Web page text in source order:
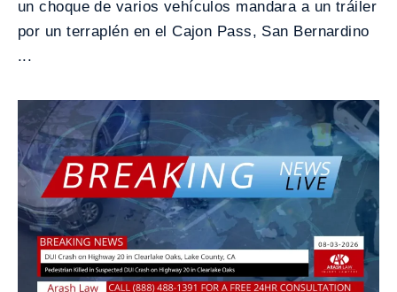
un choque de varios vehículos mandara a un tráiler
por un terraplén en el Cajon Pass, San Bernardino
...